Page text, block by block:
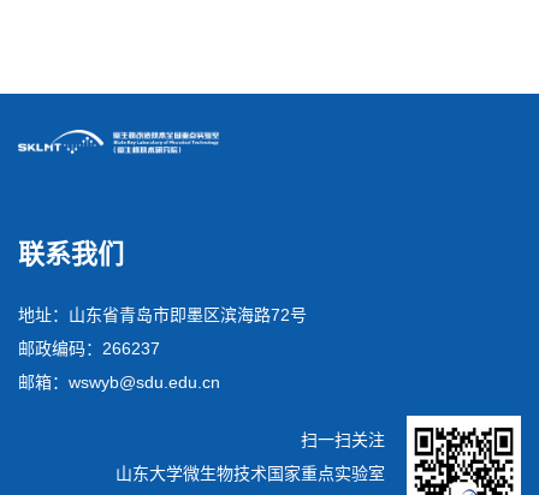
联系我们
地址：山东省青岛市即墨区滨海路72号
邮政编码：266237
邮箱：wswyb@sdu.edu.cn
扫一扫关注
山东大学微生物技术国家重点实验室